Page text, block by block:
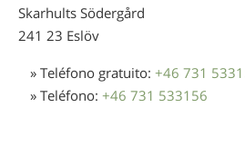
Skarhults Södergård
241 23 Eslöv
» Teléfono gratuito: +46 731
» Teléfono: +46 731 533156